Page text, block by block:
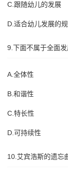
C.跟随幼儿的发展
D.适合幼儿发展的
9.下面不属于全面发
A.全体性
B.和谐性
C.特长性
D.可持续性
10.艾宾浩斯的遗忘